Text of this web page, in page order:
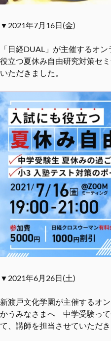
▼2021年7月16日(金)
「日経DUAL」が主催するオ
役立つ夏休み自由研究対策セ
いただきました。
▼2021年6月26日(土)
新渡戸文化学園が主催するオ
かうみなさまへ 中学受験っ
て、講師を担当させていただき